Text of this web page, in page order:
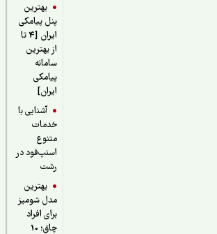
بهترین
پنل پیامکی
ایران [4 تا
از بهترین
سامانه
پیامکی
آشنایی با
خدمات
اسنپ‌فود در
بهترین
مدل شومیز
برای افراد
چاق؛ 10